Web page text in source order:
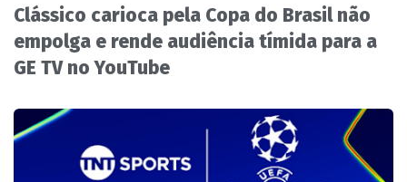
Clássico carioca pela Copa do Brasil não
empolga e rende audiência tímida para a
GE TV no YouTube